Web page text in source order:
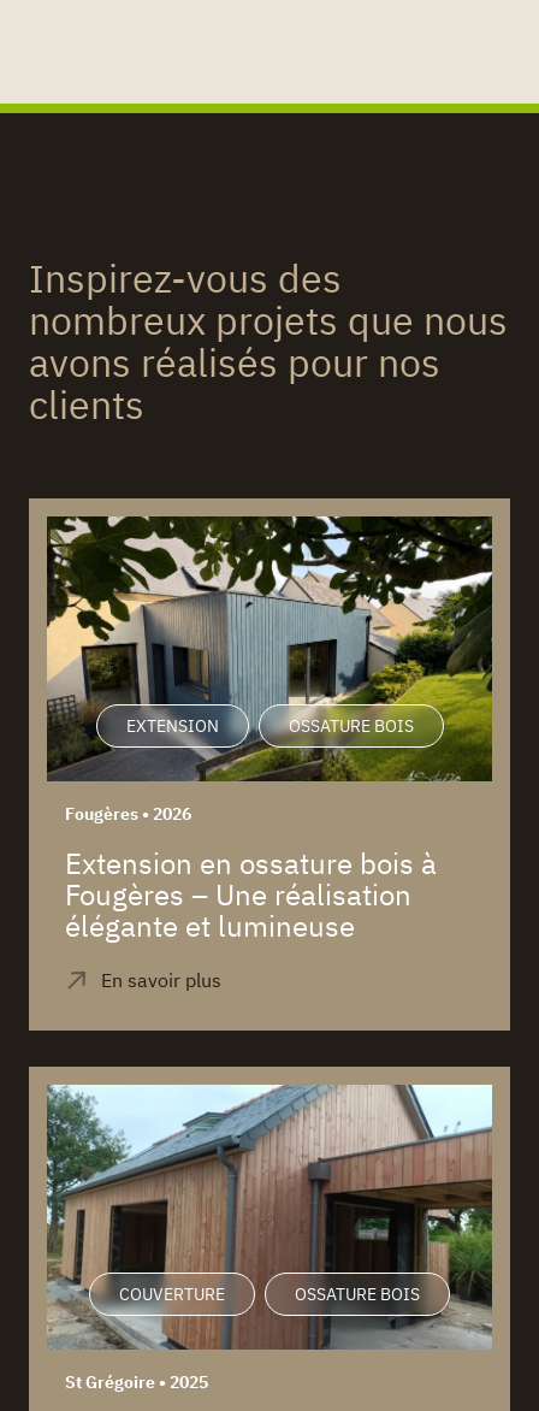
Inspirez-vous des
nombreux projets que nous
avons réalisés pour nos
clients
EXTENSION OSSATURE BOIS
Fougères • 2026
Extension en ossature bois à
Fougères – Une réalisation
élégante et lumineuse
COUVERTURE OSSATURE BOIS
St Grégoire • 2025